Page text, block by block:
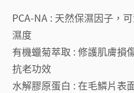
PCA-NA : 天然保濕因子，
濕度
有機蠟菊萃取 : 修護肌膚損
抗老功效
水解膠原蛋白 : 在毛鱗片表